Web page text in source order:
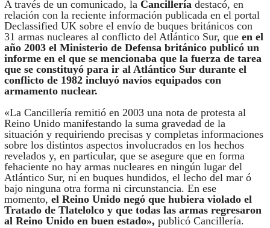
A través de un comunicado, la Cancilleríadestacó, en
relación con la reciente información publicada en el portal
Declassified UK sobre el envío de buques británicos con
31 armas nucleares al conflicto del Atlántico Sur, que en el
año 2003 el Ministerio de Defensa británico publicó un
informe en el que se mencionaba que la fuerza de tarea
que se constituyó para ir al Atlántico Sur durante el
conflicto de 1982 incluyó navíos equipados con
armamento nuclear.
«La Cancillería remitió en 2003 una nota de protesta al
Reino Unido manifestando la suma gravedad de la
situación y requiriendo precisas y completas informaciones
sobre los distintos aspectos involucrados en los hechos
revelados y, en particular, que se asegure que en forma
fehaciente no hay armas nucleares en ningún lugar del
Atlántico Sur, ni en buques hundidos, el lecho del mar ó
bajo ninguna otra forma ni circunstancia. En ese
momento, el Reino Unido negó que hubiera violado el
Tratado de Tlatelolco y que todas las armas regresaron
al Reino Unido en buen estado», publicó Cancillería.